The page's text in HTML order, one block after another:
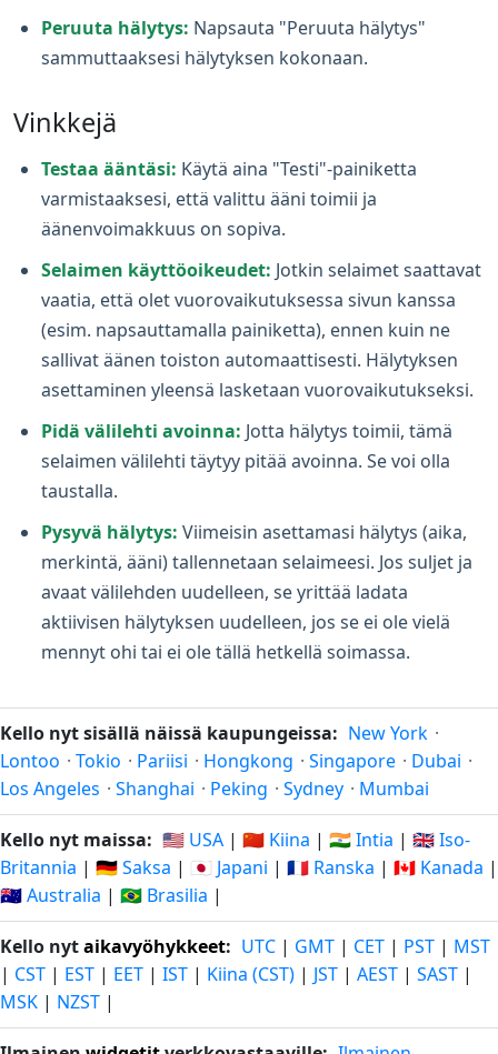
Peruuta hälytys: Napsauta "Peruuta hälytys"
sammuttaaksesi hälytyksen kokonaan.
Vinkkejä
Testaa ääntäsi: Käytä aina "Testi"-painiketta
varmistaaksesi, että valittu ääni toimii ja
äänenvoimakkuus on sopiva.
Selaimen käyttöoikeudet: Jotkin selaimet saattavat
vaatia, että olet vuorovaikutuksessa sivun kanssa
(esim. napsauttamalla painiketta), ennen kuin ne
sallivat äänen toiston automaattisesti. Hälytyksen
asettaminen yleensä lasketaan vuorovaikutukseksi.
Pidä välilehti avoinna: Jotta hälytys toimii, tämä
selaimen välilehti täytyy pitää avoinna. Se voi olla
taustalla.
Pysyvä hälytys: Viimeisin asettamasi hälytys (aika,
merkintä, ääni) tallennetaan selaimeesi. Jos suljet ja
avaat välilehden uudelleen, se yrittää ladata
aktiivisen hälytyksen uudelleen, jos se ei ole vielä
mennyt ohi tai ei ole tällä hetkellä soimassa.
Kello nyt sisällä näissä kaupungeissa: New York ·
Lontoo · Tokio · Pariisi · Hongkong · Singapore · Dubai ·
Los Angeles · Shanghai · Peking · Sydney · Mumbai
Kello nyt maissa: 🇺🇸 USA | 🇨🇳 Kiina | 🇮🇳 Intia | 🇬🇧 Iso-
Britannia | 🇩🇪 Saksa | 🇯🇵 Japani | 🇫🇷 Ranska | 🇨🇦 Kanada |
🇦🇺 Australia | 🇧🇷 Brasilia |
Kello nytaikavyöhykkeet: UTC | GMT | CET | PST | MST
| CST | EST | EET | IST | Kiina (CST) | JST | AEST | SAST |
MSK | NZST |